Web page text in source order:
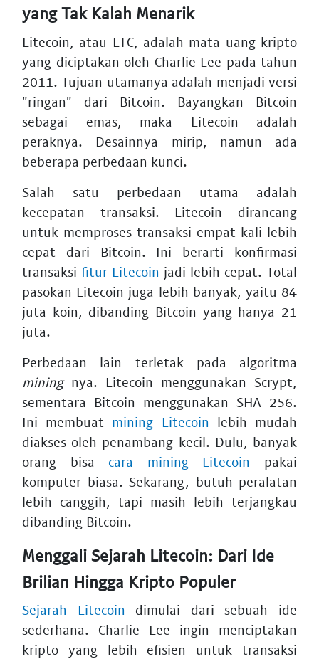
yang Tak Kalah Menarik
Litecoin, atau LTC, adalah mata uang kripto
yang diciptakan oleh Charlie Lee pada tahun
2011. Tujuan utamanya adalah menjadi versi
"ringan" dari Bitcoin. Bayangkan Bitcoin
sebagai emas, maka Litecoin adalah
peraknya. Desainnya mirip, namun ada
beberapa perbedaan kunci.
Salah satu perbedaan utama adalah
kecepatan transaksi. Litecoin dirancang
untuk memproses transaksi empat kali lebih
cepat dari Bitcoin. Ini berarti konfirmasi
transaksi fitur Litecoin jadi lebih cepat. Total
pasokan Litecoin juga lebih banyak, yaitu 84
juta koin, dibanding Bitcoin yang hanya 21
juta.
Perbedaan lain terletak pada algoritma
mining-nya. Litecoin menggunakan Scrypt,
sementara Bitcoin menggunakan SHA-256.
Ini membuat mining Litecoin lebih mudah
diakses oleh penambang kecil. Dulu, banyak
orang bisa cara mining Litecoin
pakai
komputer biasa. Sekarang, butuh peralatan
lebih canggih, tapi masih lebih terjangkau
dibanding Bitcoin.
Menggali Sejarah Litecoin: Dari Ide
Brilian Hingga Kripto Populer
Sejarah Litecoin dimulai dari sebuah ide
sederhana. Charlie Lee ingin menciptakan
kripto yang lebih efisien untuk transaksi